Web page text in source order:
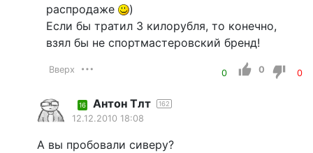
распродаже
)
Если бы тратил 3 килорубля, то конечно,
взял бы не спортмастеровский бренд!
Вверх 0 0 0
16 Антон Тлт 162
12.12.2010 18:08
А вы пробовали сиверу?